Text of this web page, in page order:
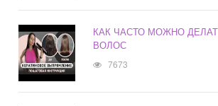
КАК ЧАСТО МОЖНО
ВОЛОС
7673